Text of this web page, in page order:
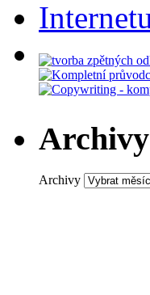
Archivy
Archivy